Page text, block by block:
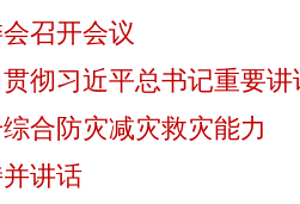
召开会议
彻习近平总书记重要讲
合防灾减灾救灾能力
讲话